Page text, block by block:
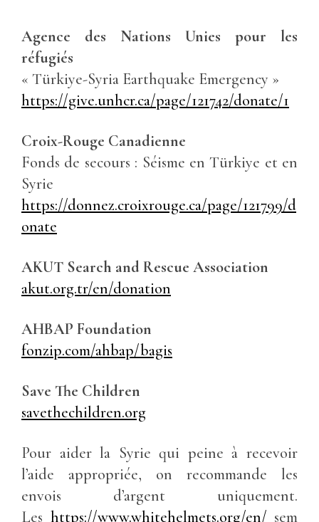
Agence des Nations Unies pour les
réfugiés
« Türkiye-Syria Earthquake Emergency »
https://give.unhcr.ca/page/121742/donate/1
Croix-Rouge Canadienne
Fonds de secours : Séisme en Türkiye et en
Syrie
https://donnez.croixrouge.ca/page/121799/d
onate
AKUT Search and Rescue Association
akut.org.tr/en/donation
AHBAP Foundation
fonzip.com/ahbap/bagis
Save The Children
savethechildren.org
Pour aider la Syrie qui peine à recevoir
l’aide appropriée, on recommande les
envois d’argent uniquement.
Les https://www.whitehelmets.org/en/ sem